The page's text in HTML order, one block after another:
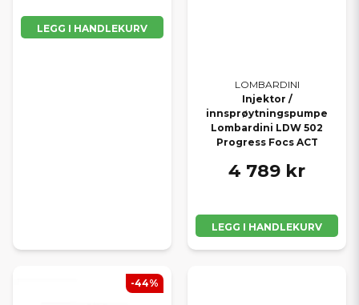
LEGG I HANDLEKURV
LOMBARDINI
Injektor /
innsprøytningspumpe
Lombardini LDW 502
Progress Focs ACT
4 789 kr
LEGG I HANDLEKURV
-44%